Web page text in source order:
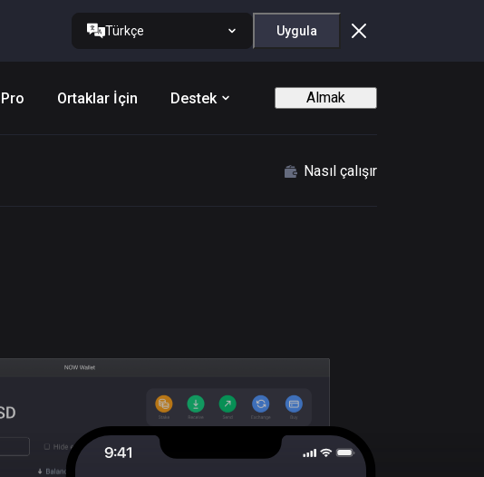
Türkçe Uygula
Pro Ortaklar İçin Destek Almak
Nasıl çalışır